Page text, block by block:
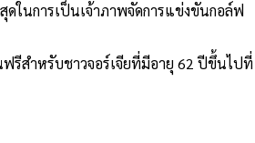
ในการเป็นเจ้าภาพจัดการแข่งขันกอล์ฟ
รีสำหรับชาวจอร์เจียที่มีอายุ 62 ปีขึ้นไปที่